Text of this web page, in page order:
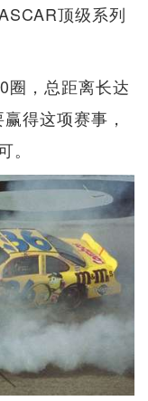
顶级系列
圈，总距离长达
得这项赛事，